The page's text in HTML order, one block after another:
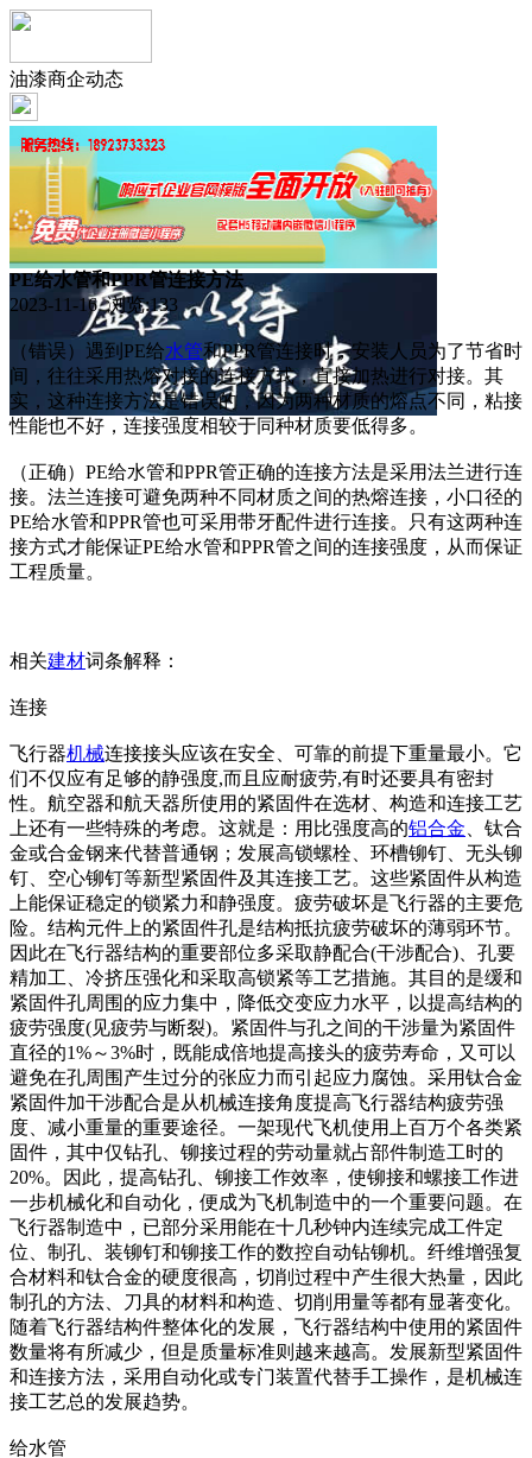
油漆商企动态
PE给水管和PPR管连接方法
2023-11-16 浏览:133
（错误）遇到PE给水管和PPR管连接时，安装人员为了节省时
间，往往采用热熔对接的连接方式，直接加热进行对接。其
实，这种连接方法是错误的，因为两种材质的熔点不同，粘接
性能也不好，连接强度相较于同种材质要低得多。
（正确）PE给水管和PPR管正确的连接方法是采用法兰进行连
接。法兰连接可避免两种不同材质之间的热熔连接，小口径的
PE给水管和PPR管也可采用带牙配件进行连接。只有这两种连
接方式才能保证PE给水管和PPR管之间的连接强度，从而保证
工程质量。
相关建材词条解释：
连接
飞行器机械连接接头应该在安全、可靠的前提下重量最小。它
们不仅应有足够的静强度,而且应耐疲劳,有时还要具有密封
性。航空器和航天器所使用的紧固件在选材、构造和连接工艺
上还有一些特殊的考虑。这就是：用比强度高的铝合金 、钛合
金或合金钢来代替普通钢；发展高锁螺栓、环槽铆钉、无头铆
钉、空心铆钉等新型紧固件及其连接工艺。这些紧固件从构造
上能保证稳定的锁紧力和静强度。疲劳破坏是飞行器的主要危
险。结构元件上的紧固件孔是结构抵抗疲劳破坏的薄弱环节。
因此在飞行器结构的重要部位多采取静配合(干涉配合)、孔要
精加工、冷挤压强化和采取高锁紧等工艺措施。其目的是缓和
紧固件孔周围的应力集中，降低交变应力水平，以提高结构的
疲劳强度(见疲劳与断裂)。紧固件与孔之间的干涉量为紧固件
直径的1%～3%时，既能成倍地提高接头的疲劳寿命，又可以
避免在孔周围产生过分的张应力而引起应力腐蚀。采用钛合金
紧固件加干涉配合是从机械连接角度提高飞行器结构疲劳强
度、减小重量的重要途径。一架现代飞机使用上百万个各类紧
固件，其中仅钻孔、铆接过程的劳动量就占部件制造工时的
20%。因此，提高钻孔、铆接工作效率，使铆接和螺接工作进
一步机械化和自动化，便成为飞机制造中的一个重要问题。在
飞行器制造中，已部分采用能在十几秒钟内连续完成工件定
位、制孔、装铆钉和铆接工作的数控自动钻铆机。纤维增强复
合材料和钛合金的硬度很高，切削过程中产生很大热量，因此
制孔的方法、刀具的材料和构造、切削用量等都有显著变化。
随着飞行器结构件整体化的发展，飞行器结构中使用的紧固件
数量将有所减少，但是质量标准则越来越高。发展新型紧固件
和连接方法，采用自动化或专门装置代替手工操作，是机械连
接工艺总的发展趋势。
给水管